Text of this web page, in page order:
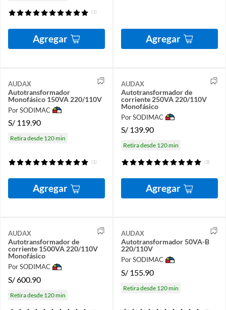
(1)
Agregar Agregar
AUDAX
Autotransformador
Monofásico 150VA 220/110V
Por SODIMAC
S/ 119.90
Retira desde 120 min
(1)
Agregar
AUDAX
Autotransformador de
corriente 250VA 220/110V
Monofásico
Por SODIMAC
S/ 139.90
Retira desde 120 min
(3)
Agregar
AUDAX
Autotransformador de
corriente 1500VA 220/110V
Monofásico
Por SODIMAC
S/600.90
Retira desde 120 min
AUDAX
Autotransformador 50VA-B
220/110V
Por SODIMAC
S/ 155.90
Retira desde 120 min